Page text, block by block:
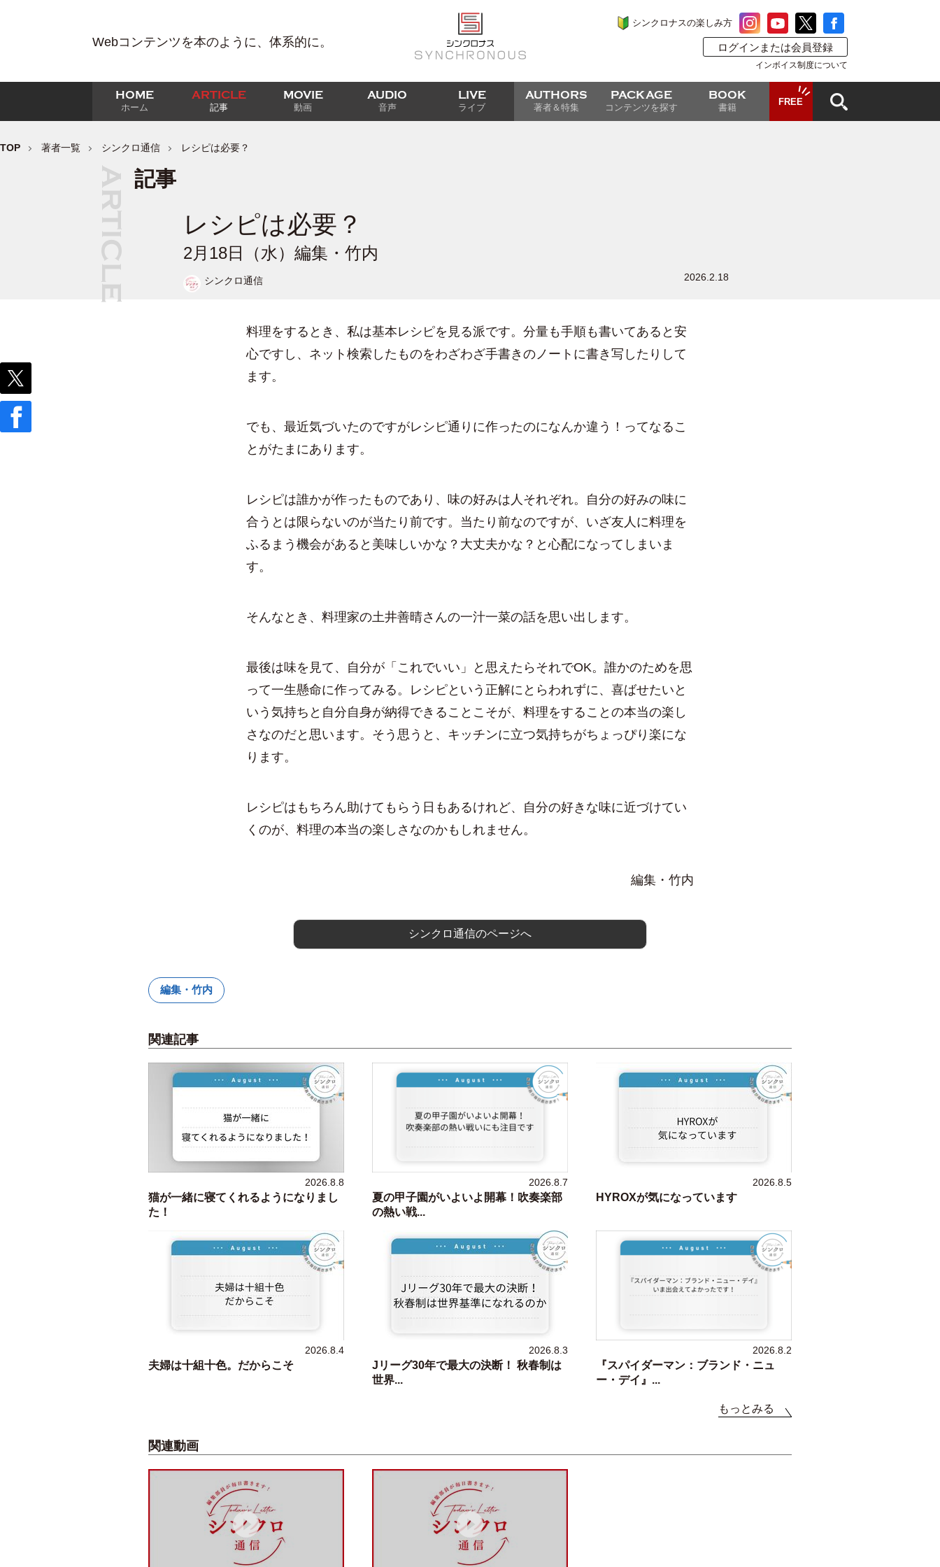
Webコンテンツを本のように、体系的に。
シンクロナスの楽しみ方
ログインまたは会員登録
インボイス制度について
HOME
ホーム
ARTICLE
記事
MOVIE
動画
AUDIO
音声
LIVE
ライブ
AUTHORS
著者＆特集
PACKAGE
コンテンツを探す
BOOK
書籍
FREE
TOP 著者一覧 シンクロ通信 レシピは必要？
記事
レシピは必要？
2月18日（水）編集・竹内
シンクロ通信 2026.2.18
料理をするとき、私は基本レシピを見る派です。分量も手順も書いてあると安
心ですし、ネット検索したものをわざわざ手書きのノートに書き写したりして
ます。
でも、最近気づいたのですがレシピ通りに作ったのになんか違う！ってなるこ
とがたまにあります。
レシピは誰かが作ったものであり、味の好みは人それぞれ。自分の好みの味に
合うとは限らないのが当たり前です。当たり前なのですが、いざ友人に料理を
ふるまう機会があると美味しいかな？大丈夫かな？と心配になってしまいま
す。
そんなとき、料理家の土井善晴さんの一汁一菜の話を思い出します。
最後は味を見て、自分が「これでいい」と思えたらそれでOK。誰かのためを思
って一生懸命に作ってみる。レシピという正解にとらわれずに、喜ばせたいと
いう気持ちと自分自身が納得できることこそが、料理をすることの本当の楽し
さなのだと思います。そう思うと、キッチンに立つ気持ちがちょっぴり楽にな
ります。
レシピはもちろん助けてもらう日もあるけれど、自分の好きな味に近づけてい
くのが、料理の本当の楽しさなのかもしれません。
編集・竹内
シンクロ通信のページへ
編集・竹内
関連記事
2026.8.8
猫が一緒に寝てくれるようになりまし
た！
2026.8.7
夏の甲子園がいよいよ開幕！吹奏楽部
の熱い戦...
2026.8.5
HYROXが気になっています
2026.8.4
夫婦は十組十色。だからこそ
2026.8.3
Jリーグ30年で最大の決断！ 秋春制は
世界...
2026.8.2
『スパイダーマン：ブランド・ニュ
ー・デイ』...
もっとみる
関連動画